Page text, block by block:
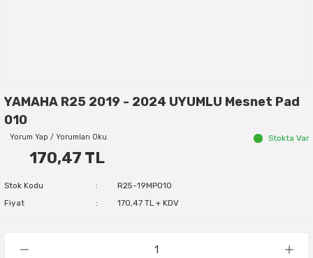
YAMAHA R25 2019 - 2024 UYUMLU Mesnet Pad
010
Yorum Yap / Yorumları Oku Stokta Var
170,47 TL
Stok Kodu
R25-19MP010
Fiyat
170,47 TL + KDV